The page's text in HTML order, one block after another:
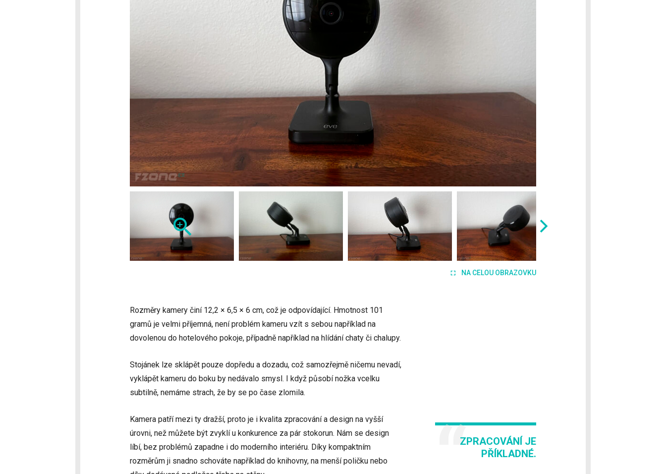
NA CELOU OBRAZOVKU
Rozměry kamery činí 12,2 × 6,5 × 6 cm, což je odpovídající. Hmotnost 101
gramů je velmi příjemná, není problém kameru vzít s sebou například na
dovolenou do hotelového pokoje, případně například na hlídání chaty či chalupy.
Stojánek lze sklápět pouze dopředu a dozadu, což samozřejmě ničemu nevadí,
vyklápět kameru do boku by nedávalo smysl. I když působí nožka vcelku
subtilně, nemáme strach, že by se po čase zlomila.
ZPRACOVÁNÍ JE
PŘÍKLADNÉ.
Kamera patří mezi ty dražší, proto je i kvalita zpracování a design na vyšší
úrovni, než můžete být zvyklí u konkurence za pár stokorun. Nám se design
líbí, bez problémů zapadne i do moderního interiéru. Díky kompaktním
rozměrům ji snadno schováte například do knihovny, na menší poličku nebo